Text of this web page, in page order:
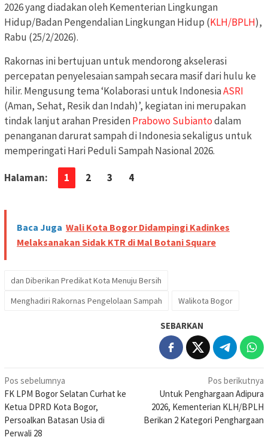
2026 yang diadakan oleh Kementerian Lingkungan
Hidup/Badan Pengendalian Lingkungan Hidup (KLH/BPLH),
Rabu (25/2/2026).
Rakornas ini bertujuan untuk mendorong akselerasi
percepatan penyelesaian sampah secara masif dari hulu ke
hilir. Mengusung tema ‘Kolaborasi untuk IndonesiaASRI
(Aman, Sehat, Resik dan Indah)’, kegiatan ini merupakan
tindak lanjut arahan PresidenPrabowo Subiantodalam
penanganan darurat sampah di Indonesia sekaligus untuk
memperingati Hari Peduli Sampah Nasional 2026.
Halaman: 1 2 3 4
Baca Juga Wali Kota Bogor Didampingi Kadinkes
Melaksanakan Sidak KTR di Mal Botani Square
dan Diberikan Predikat Kota Menuju Bersih
Menghadiri Rakornas Pengelolaan Sampah
Walikota Bogor
SEBARKAN
Navigasi
pos
Pos sebelumnya
FK LPM Bogor Selatan Curhat ke
Ketua DPRD Kota Bogor,
Persoalkan Batasan Usia di
Perwali 28
Pos berikutnya
Untuk Penghargaan Adipura
2026, Kementerian KLH/BPLH
Berikan 2 Kategori Penghargaan